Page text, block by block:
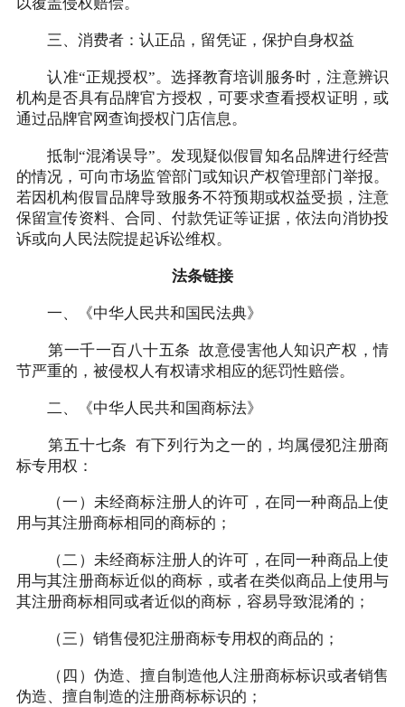
以覆盖侵权赔偿。
三、消费者：认正品，留凭证，保护自身权益
认准“正规授权”。选择教育培训服务时，注意辨识
机构是否具有品牌官方授权，可要求查看授权证明，或
通过品牌官网查询授权门店信息。
抵制“混淆误导”。发现疑似假冒知名品牌进行经营
的情况，可向市场监管部门或知识产权管理部门举报。
若因机构假冒品牌导致服务不符预期或权益受损，注意
保留宣传资料、合同、付款凭证等证据，依法向消协投
诉或向人民法院提起诉讼维权。
法条链接
一、《中华人民共和国民法典》
第一千一百八十五条 故意侵害他人知识产权，情
节严重的，被侵权人有权请求相应的惩罚性赔偿。
二、《中华人民共和国商标法》
第五十七条 有下列行为之一的，均属侵犯注册商
标专用权：
（一）未经商标注册人的许可，在同一种商品上使
用与其注册商标相同的商标的；
（二）未经商标注册人的许可，在同一种商品上使
用与其注册商标近似的商标，或者在类似商品上使用与
其注册商标相同或者近似的商标，容易导致混淆的；
（三）销售侵犯注册商标专用权的商品的；
（四）伪造、擅自制造他人注册商标标识或者销售
伪造、擅自制造的注册商标标识的；